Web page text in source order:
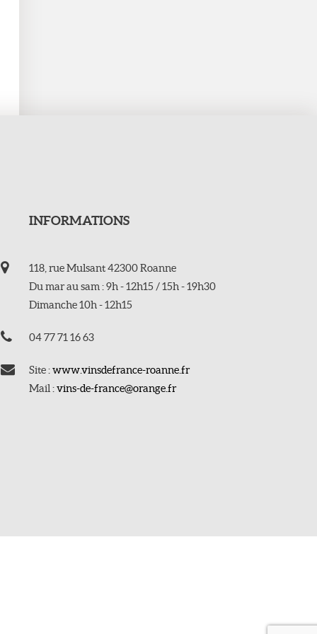
INFORMATIONS
118, rue Mulsant 42300 Roanne
Du mar au sam : 9h - 12h15 / 15h - 19h30
Dimanche 10h - 12h15
04 77 71 16 63
Site :www.vinsdefrance-roanne.fr
Mail :vins-de-france@orange.fr